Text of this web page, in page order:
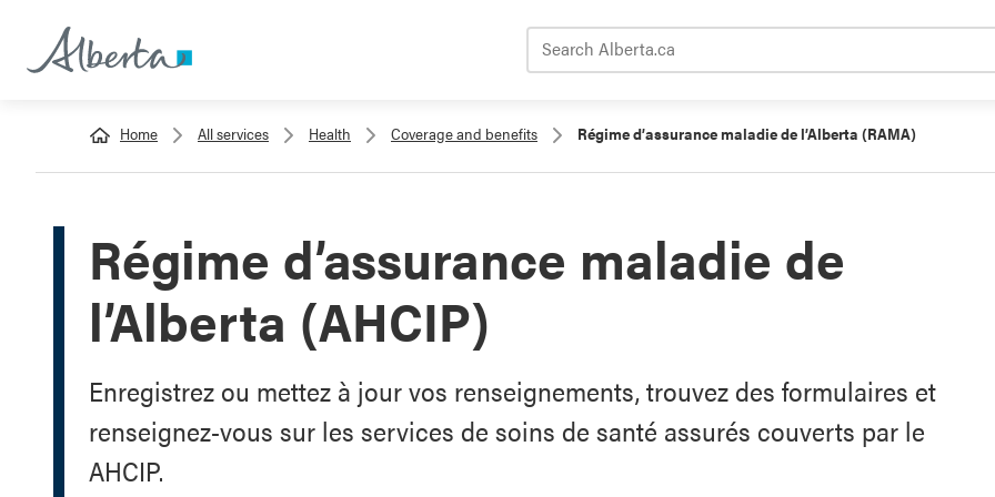
Home All services Health Coverage and benefits Régime d’assurance maladie de l’Alberta (RAMA)
Régime d’assurance maladie de
l’Alberta (AHCIP)
Enregistrez ou mettez à jour vos renseignements, trouvez des formulaires et
renseignez-vous sur les services de soins de santé assurés couverts par le
AHCIP.